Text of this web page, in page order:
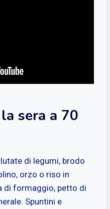
sera a 70
di legumi, brodo
orzo o riso in
di formaggio, petto di
Spuntini e